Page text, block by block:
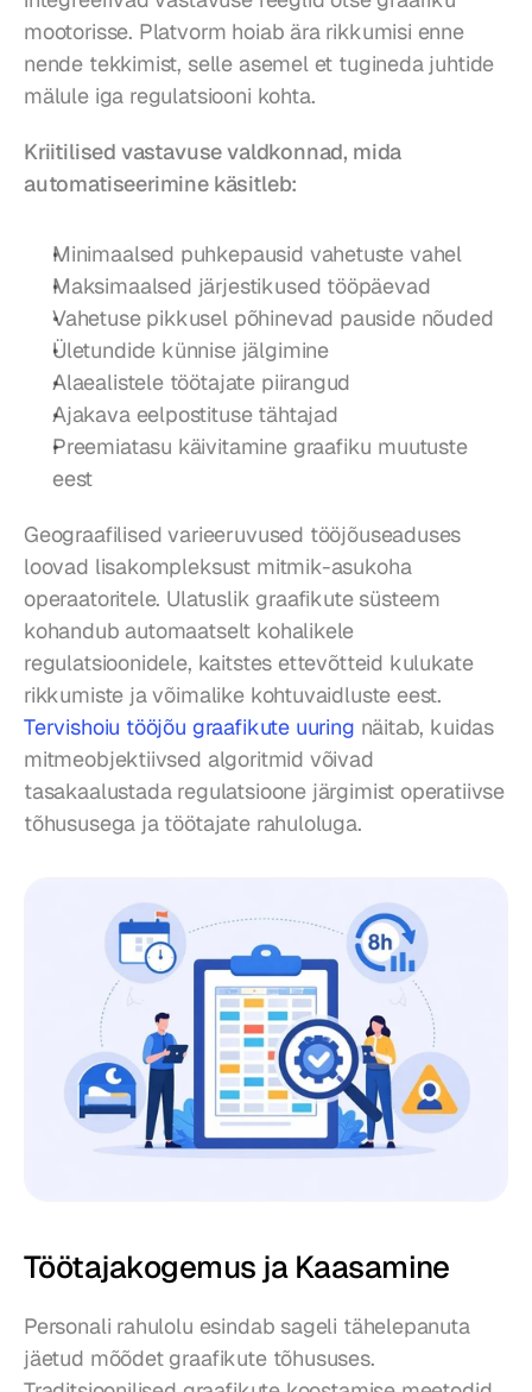
mootorisse. Platvorm hoiab ära rikkumisi enne
nende tekkimist, selle asemel et tugineda juhtide
mälule iga regulatsiooni kohta.
Kriitilised vastavuse valdkonnad, mida
automatiseerimine käsitleb:
Minimaalsed puhkepausid vahetuste vahel
Maksimaalsed järjestikused tööpäevad
Vahetuse pikkusel põhinevad pauside nõuded
Ületundide künnise jälgimine
Alaealistele töötajate piirangud
Ajakava eelpostituse tähtajad
Preemiatasu käivitamine graafiku muutuste
eest
Geograafilised varieeruvused tööjõuseaduses
loovad lisakompleksust mitmik-asukoha
operaatoritele. Ulatuslik graafikute süsteem
kohandub automaatselt kohalikele
regulatsioonidele, kaitstes ettevõtteid kulukate
Tervishoiu tööjõu graafikute uuring näitab, kuidas
mitmeobjektiivsed algoritmid võivad
tasakaalustada regulatsioone järgimist operatiivse
tõhususega ja töötajate rahuloluga.
Töötajakogemus ja Kaasamine
Personali rahulolu esindab sageli tähelepanuta
jäetud mõõdet graafikute tõhususes.